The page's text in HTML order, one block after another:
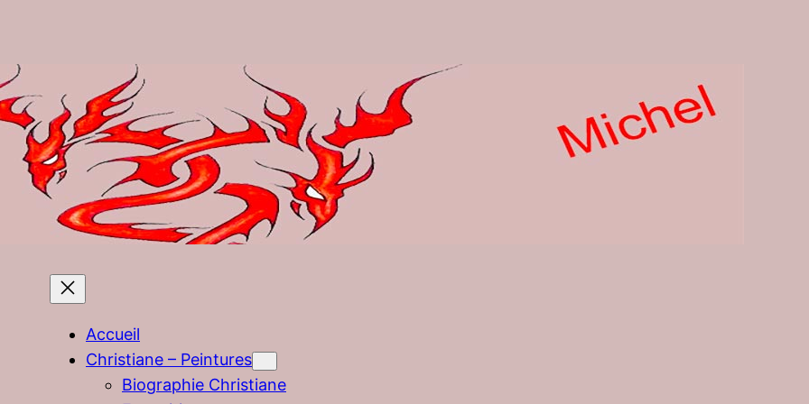
Accueil
Christiane – Peintures
Biographie Christiane